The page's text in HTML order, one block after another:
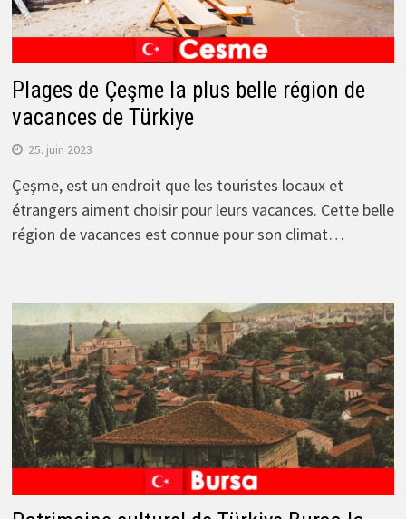
Plages de Çeşme la plus belle région de
vacances de Türkiye
25. juin 2023
Çeşme, est un endroit que les touristes locaux et
étrangers aiment choisir pour leurs vacances. Cette belle
région de vacances est connue pour son climat…